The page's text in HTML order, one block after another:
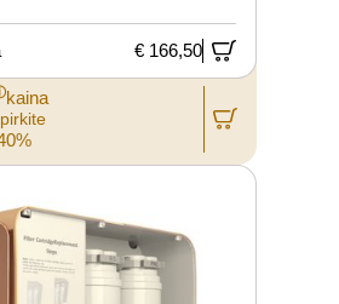
€ 166,50
kaina